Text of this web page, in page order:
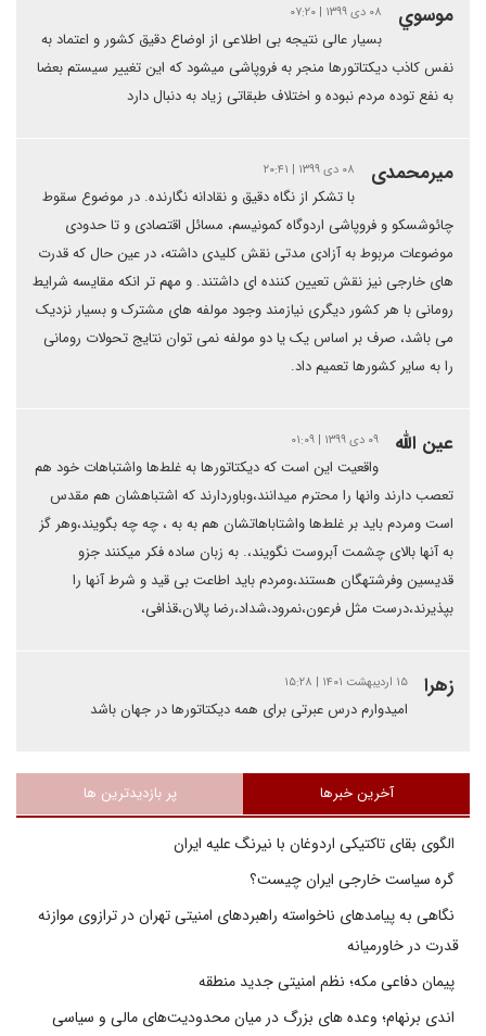
موسوي ۰۸ دی ۱۳۹۹ | ۰۷:۲۰
بسیار عالی نتیجه بی اطلاعی از اوضاع دقیق کشور و اعتماد به
نفس کاذب دیکتاتورها منجر به فروپاشی میشود که این تغییر سیستم بعضا
به نفع توده مردم نبوده و اختلاف طبقاتی زیاد به دنبال دارد
میرمحمدی ۰۸ دی ۱۳۹۹ | ۲۰:۴۱
با تشکر از نگاه دقیق و نقادانه نگارنده. در موضوع سقوط
چائوشسکو و فروپاشی اردوگاه کمونیسم، مسائل اقتصادی و تا حدودی
موضوعات مربوط به آزادی مدتی نقش کلیدی داشته، در عین حال که قدرت
های خارجی نیز نقش تعیین کننده ای داشتند. و مهم تر انکه مقایسه شرایط
رومانی با هر کشور دیگری نیازمند وجود مولفه های مشترک و بسیار نزدیک
می باشد، صرف بر اساس یک یا دو مولفه نمی توان نتایج تحولات رومانی
را به سایر کشورها تعمیم داد.
عین الله ۰۹ دی ۱۳۹۹ | ۰۱:۰۹
واقعیت این است که دیکتاتورها به غلط‌ها واشتباهات خود هم
تعصب دارند وانها را محترم میدانند،وباوردارند که اشتباهشان هم مقدس
است ومردم باید بر غلط‌ها واشتاباهاتشان هم به به ، چه چه بگویند،وهر گز
به آنها بالای چشمت آبروست نگویند،. به زبان ساده فکر میکنند جزو
قدیسین وفرشتهگان هستند،ومردم باید اطاعت بی قید و شرط آنها را
بپذیرند،درست مثل فرعون،نمرود،شداد،رضا پالان،قذافی،
زهرا ۱۵ اردیبهشت ۱۴۰۱ | ۱۵:۲۸
امیدوارم درس عبرتی برای همه دیکتاتورها در جهان باشد
آخرین خبرها پر بازدیدترین ها
الگوی بقای تاکتیکی اردوغان با نیرنگ علیه ایران
گره سیاست خارجی ایران چیست؟
نگاهی به پیامدهای ناخواسته راهبردهای امنیتی تهران در ترازوی موازنه
قدرت در خاورمیانه
پیمان دفاعی مکه؛ نظم امنیتی جدید منطقه
اندی برنهام؛ وعده های بزرگ در میان محدودیت‌های مالی و سیاسی